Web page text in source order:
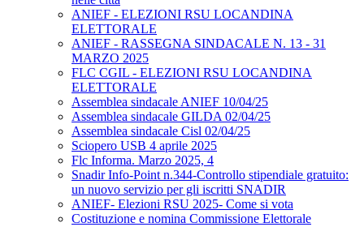
ANIEF - ELEZIONI RSU LOCANDINA
ELETTORALE
ANIEF - RASSEGNA SINDACALE N. 13 - 31
MARZO 2025
FLC CGIL - ELEZIONI RSU LOCANDINA
ELETTORALE
Assemblea sindacale ANIEF 10/04/25
Assemblea sindacale GILDA 02/04/25
Assemblea sindacale Cisl 02/04/25
Sciopero USB 4 aprile 2025
Flc Informa. Marzo 2025, 4
Snadir Info-Point n.344-Controllo stipendiale gratuito:
un nuovo servizio per gli iscritti SNADIR
ANIEF- Elezioni RSU 2025- Come si vota
Costituzione e nomina Commissione Elettorale